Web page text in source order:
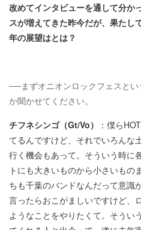
改めてインタビューを通して分か
スが増えてきた昨今だが、果たし
年の展望はとは？
──まずオニオンロックフェスと
か聞かせてください。
チフネシンゴ（Gt/Vo）
：僕ら
てるんですけど、それでいろんな
行く機会もあって。そういう時に
トにも大きいものから小さいもの
ちも千葉のバンドなんだって意識
言ったらおこがましいですけど、
ようなことをやりたくて。そうい